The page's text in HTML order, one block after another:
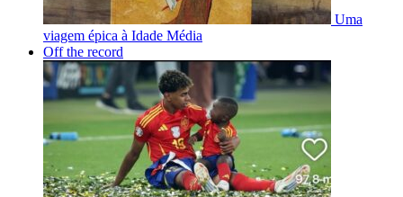
Uma
viagem épica à Idade Média
Off the record